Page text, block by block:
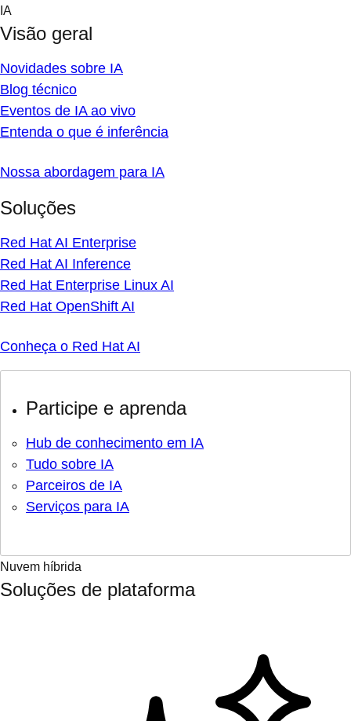
Skip
content
IA
Visão geral
Novidades sobre IA
Blog técnico
Eventos de IA ao vivo
Entenda o que é inferência
Nossa abordagem para IA
Soluções
Red Hat AI Enterprise
Red Hat AI Inference
Red Hat Enterprise Linux AI
Red Hat OpenShift AI
Conheça o Red Hat AI
Participe e aprenda
Hub de conhecimento em IA
Tudo sobre IA
Parceiros de IA
Serviços para IA
Nuvem híbrida
Soluções de plataforma